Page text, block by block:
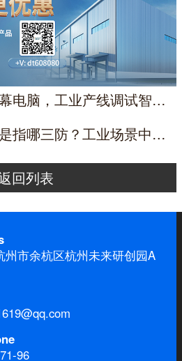
便携式双屏幕电脑，工业产线调试智能革新
三防笔记本是指哪三防？工业场景中的可靠伙伴
回列表
州市余杭区杭州未来研创园A
96